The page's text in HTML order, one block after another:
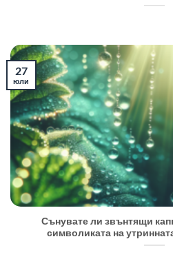
Сънувате ли звънтящи
символиката на
27
юли